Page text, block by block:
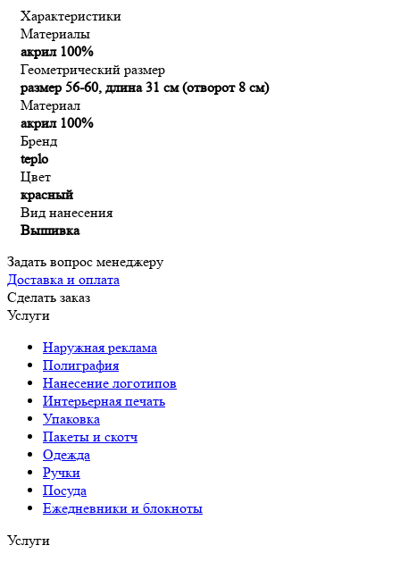
Характеристики
Материалы
акрил 100%
Геометрический размер
размер 56-60, длина 31 см (отворот 8 см)
Материал
акрил 100%
Бренд
teplo
Цвет
красный
Вид нанесения
Вышивка
Задать вопрос менеджеру
Доставка и оплата
Сделать заказ
Услуги
Наружная реклама
Полиграфия
Нанесение логотипов
Интерьерная печать
Упаковка
Пакеты и скотч
Одежда
Ручки
Посуда
Ежедневники и блокноты
Услуги